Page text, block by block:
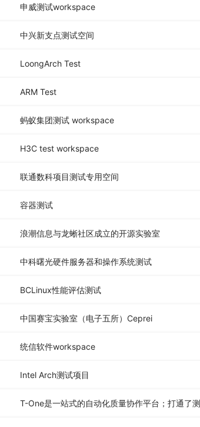
申威测试workspace
中兴新支点测试空间
LoongArch Test
ARM Test
蚂蚁集团测试 workspace
H3C test workspace
联通数科项目测试专用空间
容器测试
浪潮信息与龙蜥社区成立的开源实验室
中科曙光硬件服务器和操作系统测试
BCLinux性能评估测试
中国赛宝实验室（电子五所）Ceprei
统信软件workspace
Intel Arch测试项目